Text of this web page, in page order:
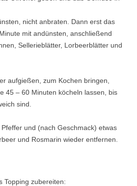
nicht anbraten. Dann erst das
mit andünsten, anschließend
Sellerieblätter, Lorbeerblätter und
aufgießen, zum Kochen bringen,
45 – 60 Minuten köcheln lassen, bis
sind.
und (nach Geschmack) etwas
und Rosmarin wieder entfernen.
Topping zubereiten: